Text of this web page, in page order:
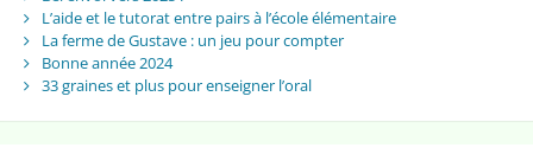
L’aide et le tutorat entre pairs à l’école élémentaire
La ferme de Gustave : un jeu pour compter
Bonne année 2024
33 graines et plus pour enseigner l’oral